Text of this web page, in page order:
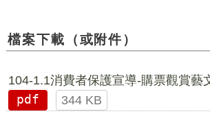
檔案下載（或附件）
104-1.1消費者保護宣導-購票觀賞藝
pdf
344 KB